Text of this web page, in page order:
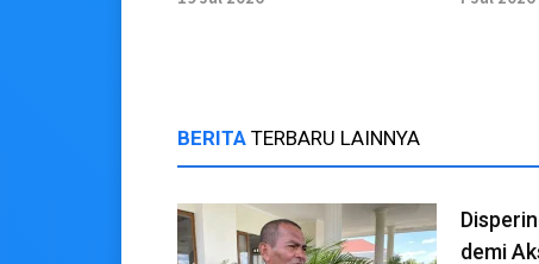
BERITA TERBARU LAINNYA
demi